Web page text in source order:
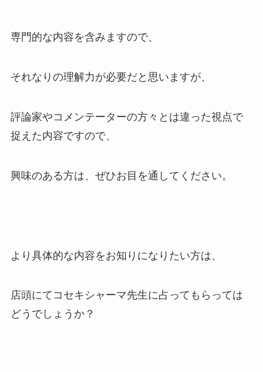
専門的な内容を含みますので、
それなりの理解力が必要だと思いますが、
評論家やコメンテーターの方々とは違った視点で
捉えた内容ですので、
興味のある方は、ぜひお目を通してください。
より具体的な内容をお知りになりたい方は、
店頭にてコセキシャーマ先生に占ってもらっては
どうでしょうか？